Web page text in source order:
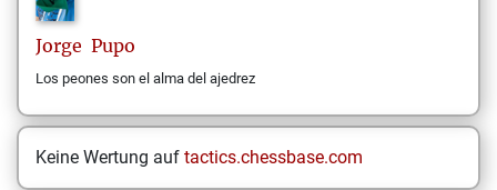
Jorge Pupo
Los peones son el alma del ajedrez
Keine Wertung auf tactics.chessbase.com